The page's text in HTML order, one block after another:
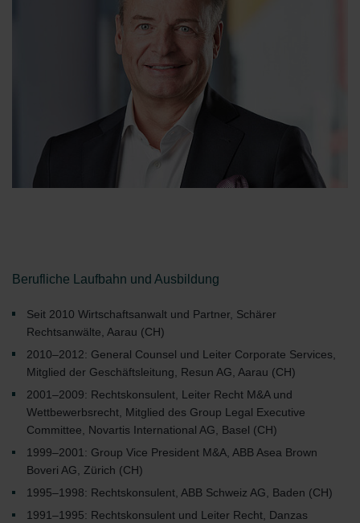
Berufliche Laufbahn und Ausbildung
Seit 2010 Wirtschaftsanwalt und Partner, Schärer
Rechtsanwälte, Aarau (CH)
2010–2012: General Counsel und Leiter Corporate Services,
Mitglied der Geschäftsleitung, Resun AG, Aarau (CH)
2001–2009: Rechtskonsulent, Leiter Recht M&A und
Wettbewerbsrecht, Mitglied des Group Legal Executive
Committee, Novartis International AG, Basel (CH)
1999–2001: Group Vice President M&A, ABB Asea Brown
Boveri AG, Zürich (CH)
1995–1998: Rechtskonsulent, ABB Schweiz AG, Baden (CH)
1991–1995: Rechtskonsulent und Leiter Recht, Danzas